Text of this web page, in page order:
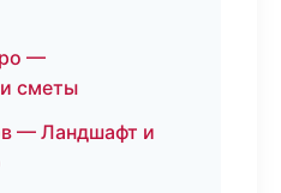
—
сметы
— Ландшафт и